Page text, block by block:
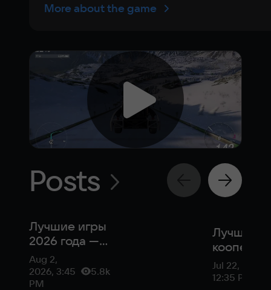
More about the game
Posts
Лучшие игры
2026 года —
рейтинг
Empire
Aug 2,
2026, 3:45
PM
5.8k
Лучшие
игры в
году
Jul 22, 2026,
12:35 PM